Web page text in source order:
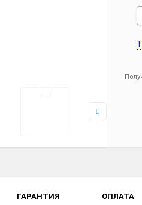
ГАРАНТИЯ ОПЛАТА